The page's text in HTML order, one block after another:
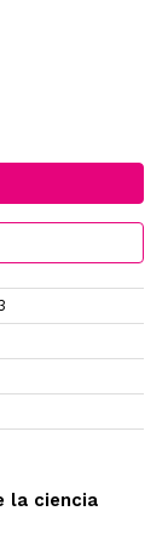
la ciencia